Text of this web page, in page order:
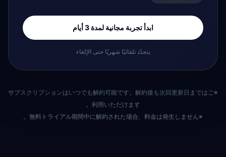
ابدأ تجربة مجانية لمدة 3 أيام
يتجدّد تلقائيًا شهريًا حتى الإلغاء
※サブスクリプションはいつでも解約可能です。解約後も次回更新日まではご
利用いただけます。
※無料トライアル期間中に解約された場合、料金は発生しません。